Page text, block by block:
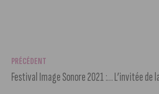
PRÉCÉDENT
Festival Image Sonore 2021 : la sélection du directeur du festival